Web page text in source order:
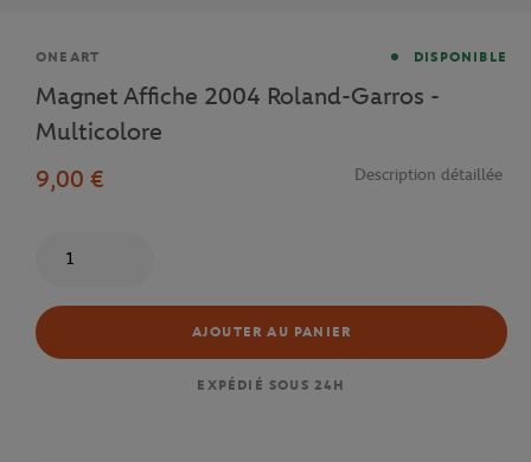
Marque
ONEART DISPONIBLE
Magnet Affiche 2004 Roland-Garros -
Multicolore
9,00 €
Description détaillée
AJOUTER AU PANIER
EXPÉDIÉ SOUS 24H